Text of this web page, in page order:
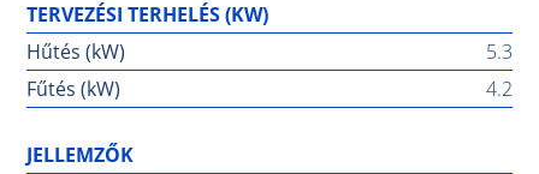
TERVEZÉSI TERHELÉS (KW)
Hűtés (kW)
5.3
Fűtés (kW)
4.2
JELLEMZŐK